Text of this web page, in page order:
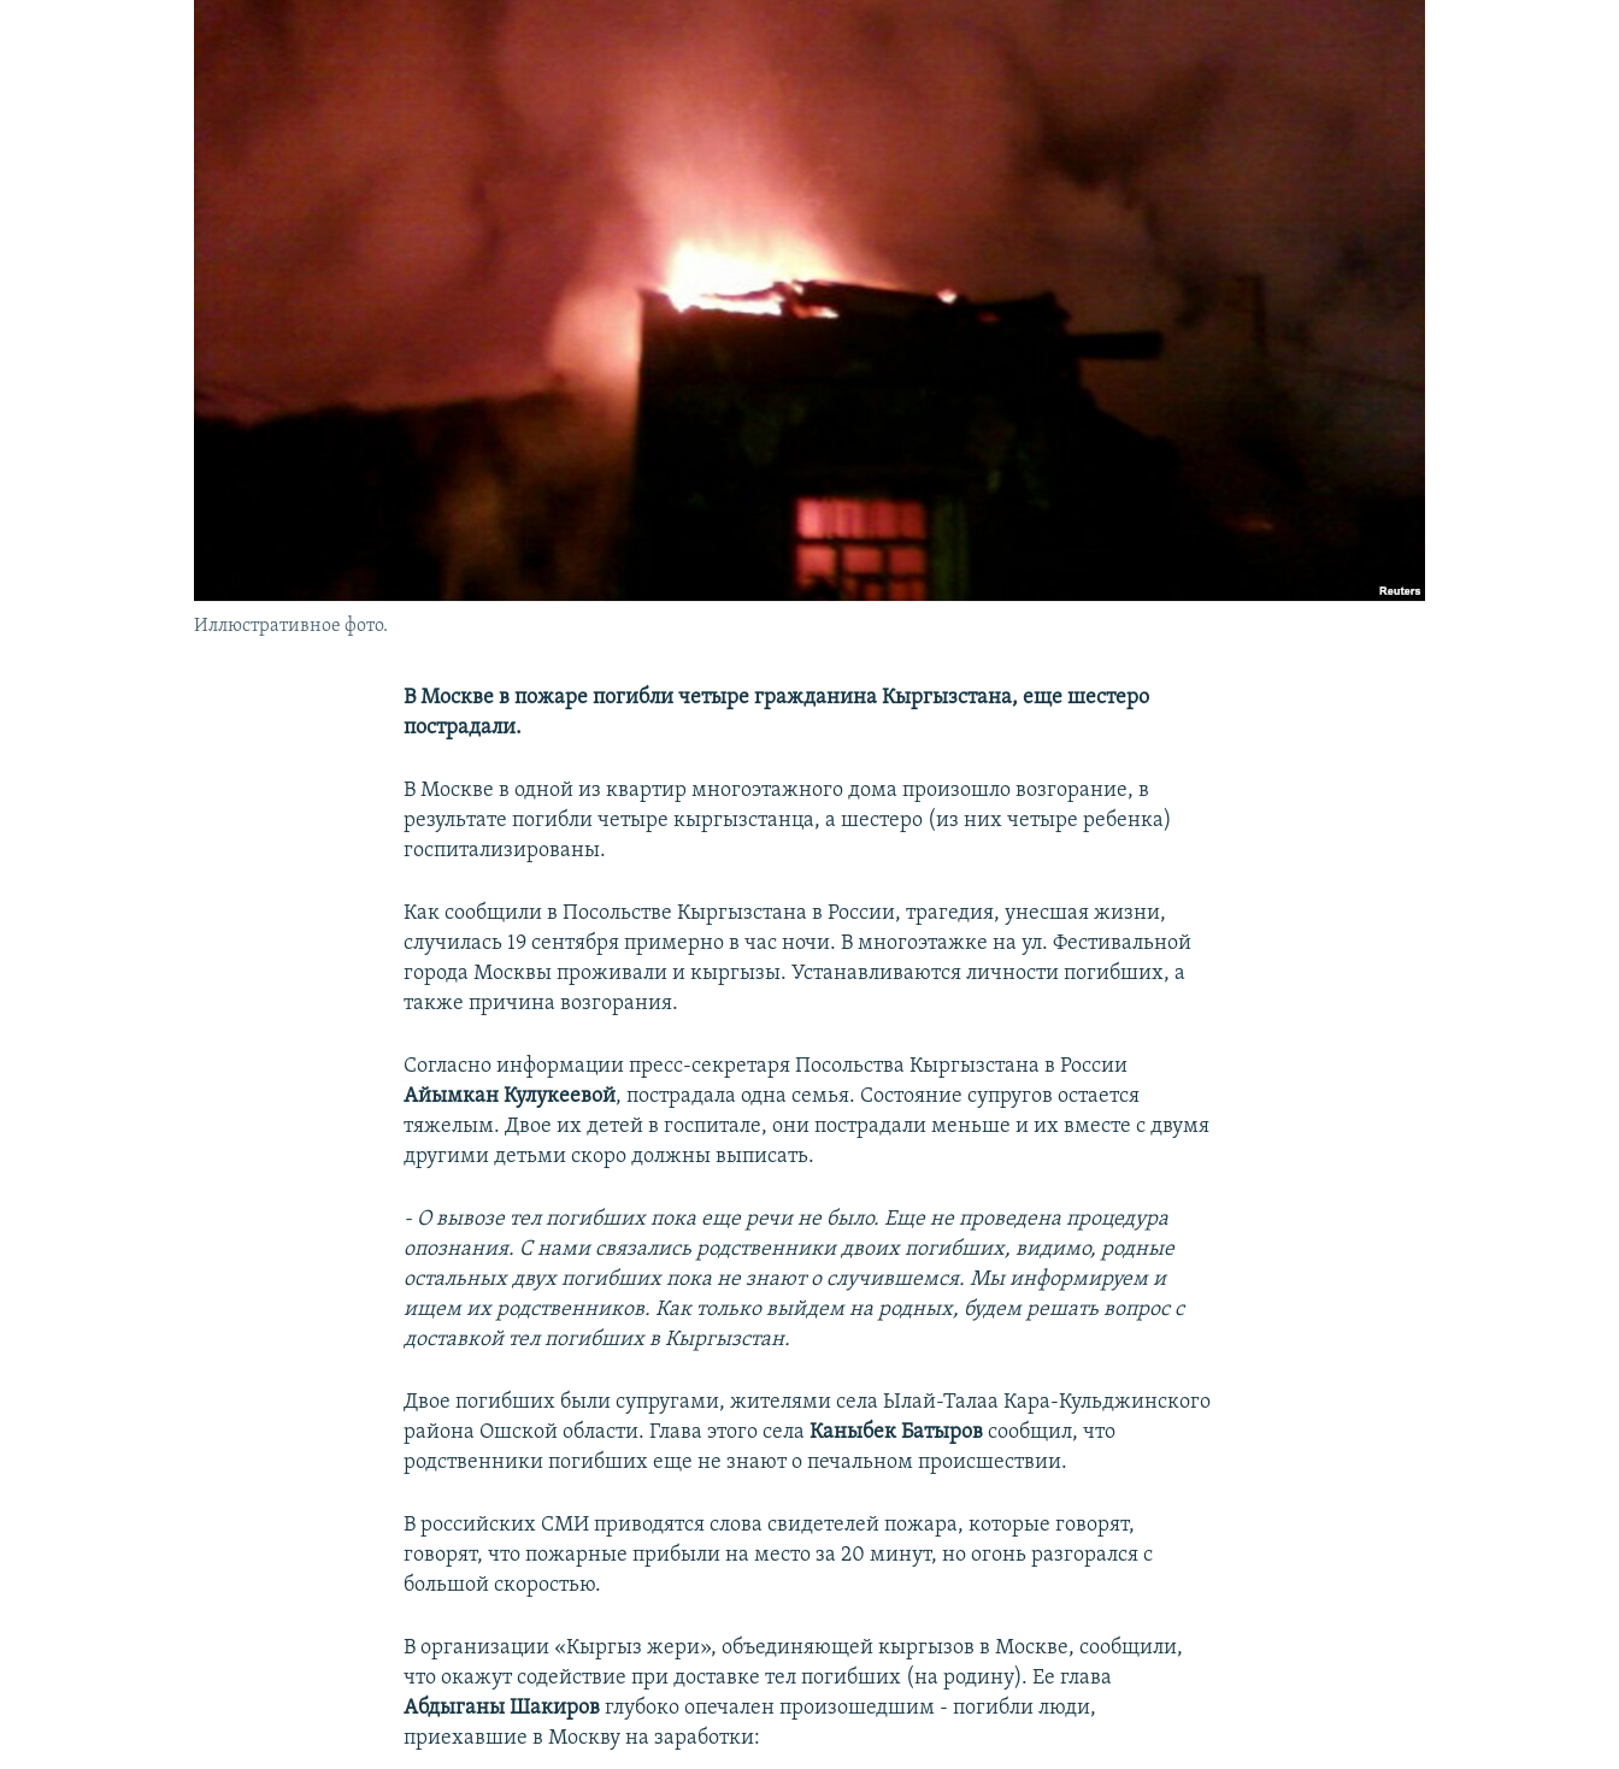
Иллюстративное фото.
В Москве в пожаре погибли четыре гражданина Кыргызстана, еще шестеро
пострадали.
В Москве в одной из квартир многоэтажного дома произошло возгорание, в
результате погибли четыре кыргызстанца, а шестеро (из них четыре ребенка)
госпитализированы.
Как сообщили в Посольстве Кыргызстана в России, трагедия, унесшая жизни,
случилась 19 сентября примерно в час ночи. В многоэтажке на ул. Фестивальной
города Москвы проживали и кыргызы. Устанавливаются личности погибших, а
также причина возгорания.
Согласно информации пресс-секретаря Посольства Кыргызстана в России
Айымкан Кулукеевой, пострадала одна семья. Состояние супругов остается
тяжелым. Двое их детей в госпитале, они пострадали меньше и их вместе с двумя
другими детьми скоро должны выписать.
- О вывозе тел погибших пока еще речи не было. Еще не проведена процедура
опознания. С нами связались родственники двоих погибших, видимо, родные
остальных двух погибших пока не знают о случившемся. Мы информируем и
ищем их родственников. Как только выйдем на родных, будем решать вопрос с
доставкой тел погибших в Кыргызстан.
Двое погибших были супругами, жителями села Ылай-Талаа Кара-Кульджинского
района Ошской области. Глава этого селаКаныбек Батыров сообщил, что
родственники погибших еще не знают о печальном происшествии.
В российских СМИ приводятся слова свидетелей пожара, которые говорят,
говорят, что пожарные прибыли на место за 20 минут, но огонь разгорался с
большой скоростью.
В организации «Кыргыз жери», объединяющей кыргызов в Москве, сообщили,
что окажут содействие при доставке тел погибших (на родину). Ее глава
Абдыганы Шакиров глубоко опечален произошедшим - погибли люди,
приехавшие в Москву на заработки: